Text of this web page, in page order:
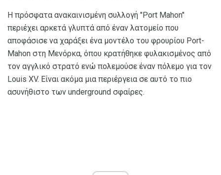
Η πρόσφατα ανακαινισμένη συλλογή "Port Mahon"
περιέχει αρκετά γλυπτά από έναν λατομείο που
αποφάσισε να χαράξει ένα μοντέλο του φρουρίου Port-
Mahon στη Μενόρκα, όπου κρατήθηκε φυλακισμένος από
τον αγγλικό στρατό ενώ πολεμούσε έναν πόλεμο για τον
Louis XV. Είναι ακόμα μια περιέργεια σε αυτό το πιο
ασυνήθιστο των underground σφαίρες.